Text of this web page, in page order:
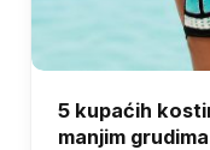
5 kupaćih
manjim grudima